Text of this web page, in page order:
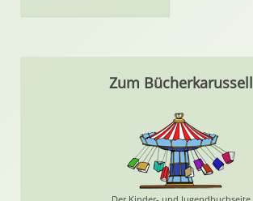
Zum Bücherkarussell